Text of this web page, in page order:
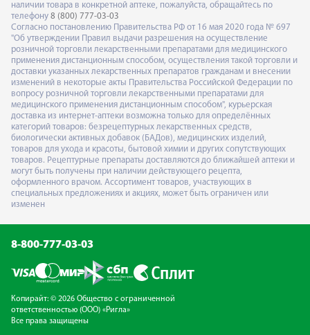
наличии товара в конкретной аптеке, пожалуйста, обращайтесь по
телефону 8 (800) 777-03-03
Согласно постановлению Правительства РФ от 16 мая 2020 года № 697
"Об утверждении Правил выдачи разрешения на осуществление
розничной торговли лекарственными препаратами для медицинского
применения дистанционным способом, осуществления такой торговли и
доставки указанных лекарственных препаратов гражданам и внесении
изменений в некоторые акты Правительства Российской Федерации по
вопросу розничной торговли лекарственными препаратами для
медицинского применения дистанционным способом", курьерская
доставка из интернет-аптеки возможна только для определённых
категорий товаров: безрецептурных лекарственных средств,
биологически активных добавок (БАДов), медицинских изделий,
товаров для ухода и красоты, бытовой химии и других сопутствующих
товаров. Рецептурные препараты доставляются до ближайшей аптеки и
могут быть получены при наличии действующего рецепта,
оформленного врачом. Ассортимент товаров, участвующих в
специальных предложениях и акциях, может быть ограничен или
изменен
8-800-777-03-03
Копирайт: © 2026 Общество с ограниченной
ответственностью (ООО) «Ригла»
Все права защищены